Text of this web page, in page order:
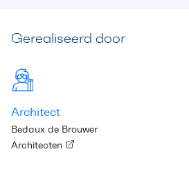
Gerealiseerd door
Architect
Bedaux de Brouwer
Architecten